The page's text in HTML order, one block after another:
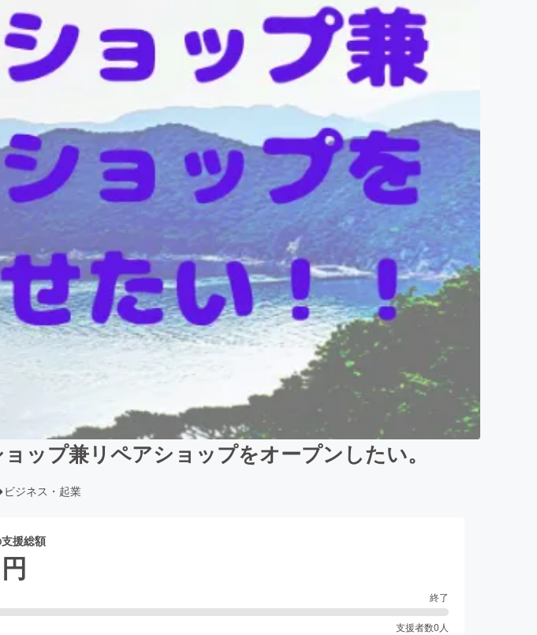
ップ兼リペアショップをオープンしたい。
ビジネス・起業
援総額
円
終了
支援者数0 人